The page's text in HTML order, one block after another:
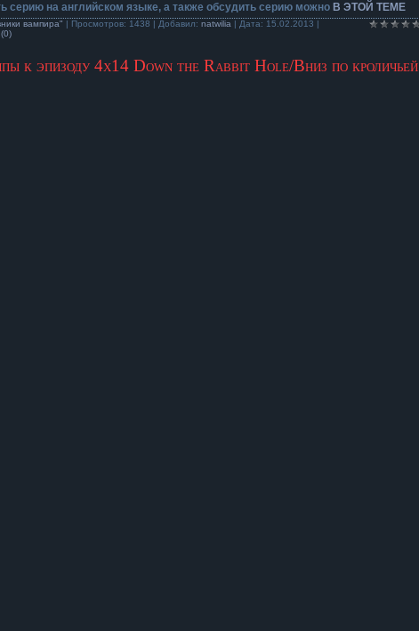
серию на английском языке, а также обсудить серию можно В ЭТОЙ ТЕМЕ
вампира" | Просмотров: 1438 | Добавил: natwilia | Дата: 15.02.2013 |
к эпизоду 4х14 Down the Rabbit Hole/Вниз по кроличьей